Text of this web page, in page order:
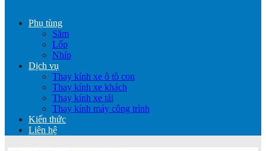
Phụ tùng
Săm
Lốp
Nhíp
Dịch vụ
Thay kính xe ô tô con
Thay kính xe khách
Thay kính xe tải
Thay kính máy công trình
Kiến thức
Liên hệ